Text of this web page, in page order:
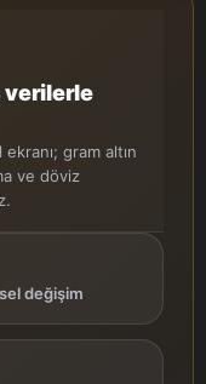
verilerle
gram altın
ve döviz
değişim